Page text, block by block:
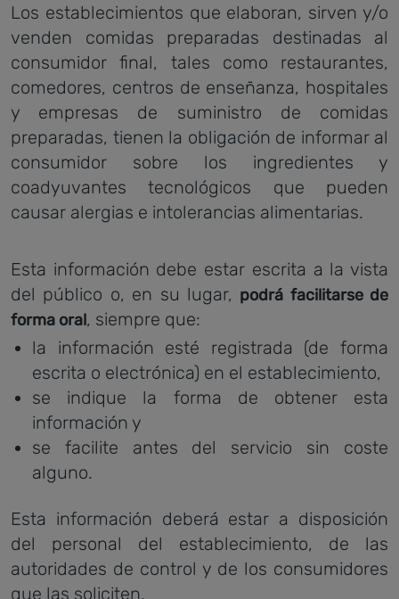
Los establecimientos que elaboran, sirven y/o
venden comidas preparadas destinadas al
consumidor final, tales como restaurantes,
comedores, centros de enseñanza, hospitales
y empresas de suministro de comidas
preparadas, tienen la obligación de informar al
consumidor sobre los ingredientes y
coadyuvantes tecnológicos que pueden
causar alergias e intolerancias alimentarias.
Esta información debe estar escrita a la vista
del público o, en su lugar, podrá facilitarse de
forma oral, siempre que:
la información esté registrada (de forma
escrita o electrónica) en el establecimiento,
se indique la forma de obtener esta
información y
se facilite antes del servicio sin coste
alguno.
Esta información deberá estar a disposición
del personal del establecimiento, de las
autoridades de control y de los consumidores
que las soliciten.